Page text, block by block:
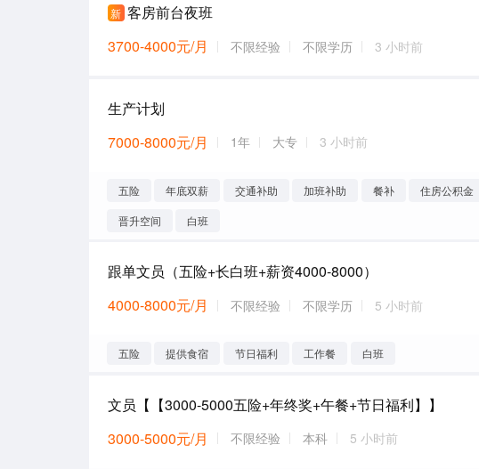
新 客房前台夜班
3700-4000元/月
不限经验 不限学历 3 小时前
生产计划
7000-8000元/月
1年 大专 3 小时前
五险 年底双薪 交通补助 加班补助 餐补 住房公积金
晋升空间
白班
跟单文员（五险+长白班+薪资4000-8000）
4000-8000元/月
不限经验 不限学历 5 小时前
五险 提供食宿 节日福利 工作餐 白班
文员【【3000-5000五险+年终奖+午餐+节日福利】】
3000-5000元/月
不限经验 本科 5 小时前